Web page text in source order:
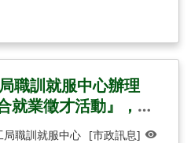
職訓就服中心辦理
就業徵才活動』，歡
職訓就服中心 [市政訊息]